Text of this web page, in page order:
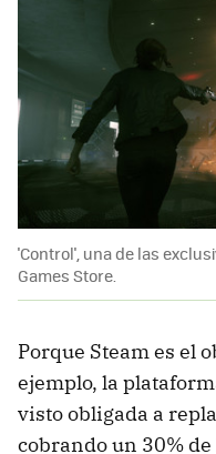
'Control', una de las
Games Store.
Porque Steam es el
ejemplo, la
visto obligada a
cobrando un 30%